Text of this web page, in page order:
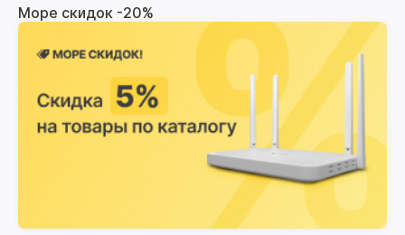
Море скидок -20%